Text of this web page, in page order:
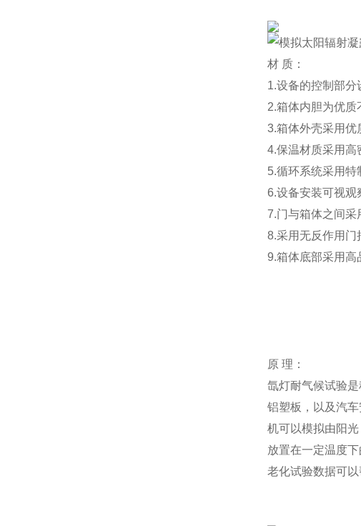
材 质：
1.设备的控制部分
2.箱体内胆为优质
3.箱体外壳采用优
4.保温材质采用高
5.循环系统采用特
6.设备安装可视观
7.门与箱体之间采
8.采用无反作用门
9.箱体底部采用高
原 理：
氙灯耐气候试验
铝塑板，以及汽
机可以模拟由阳
放置在一定温度
老化试验数据可